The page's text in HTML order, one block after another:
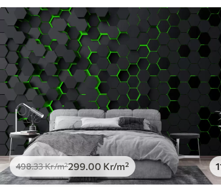
Rengöring
Tapeten kan
lackfinish kan
Tillämpningsmetod Sömlös
Tillgängliga material
Standard
498.33299.00Kr/m²
498.33Kr/m²299 .00 Kr/m²